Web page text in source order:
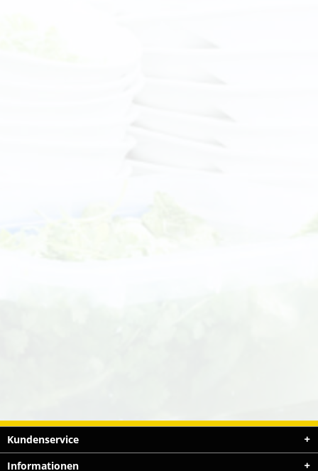
Kundenservice
Informationen